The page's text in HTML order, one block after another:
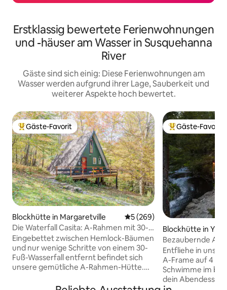
Erstklassig bewertete Ferienwohnungen
und -häuser am Wasser in Susquehanna
River
Gäste sind sich einig: Diese Ferienwohnungen am
Wasser werden aufgrund ihrer Lage, Sauberkeit und
weiterer Aspekte hoch bewertet.
Beliebter Gäste-Favorit.
Gäste-Favorit
Blockhütte in Margaretville Durchschnittliche
5 (269)
Die Waterfall Casita: A-Rahmen mit 30-
Fuß-Wasserfall
Eingebettet zwischen Hemlock-Bäumen
und nur wenige Schritte von einem 30-
Fuß-Wasserfall entfernt befindet sich
unsere gemütliche A-Rahmen-Hütte.
staatlichem Land verbunden sind,
Beliebter Gäste-
Gäste-Favorit
Blockhütte in
Bezaubernde A-
am Fluss |
Wald
Entfliehe in unser
A-Frame auf 4
Schwimme im
dein Abendessen